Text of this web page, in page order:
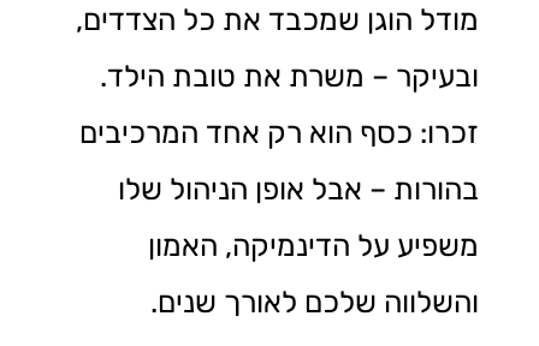
מודל הוגן שמכבד את כל הצדדים,
ובעיקר – משרת את טובת הילד.
זכרו: כסף הוא רק אחד המרכיבים
בהורות – אבל אופן הניהול שלו
משפיע על הדינמיקה, האמון
והשלווה שלכם לאורך שנים.